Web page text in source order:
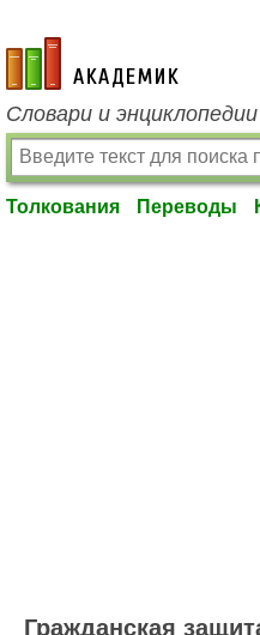
academic.ru
Словари и
Толкования Переводы
Гражданская